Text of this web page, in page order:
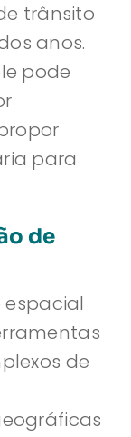
trânsito
anos.
pode
para
de
de